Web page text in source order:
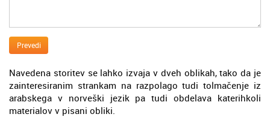
Prevedi
Navedena storitev se lahko izvaja v dveh oblikah, tako da je
zainteresiranim strankam na razpolago tudi tolmačenje iz
arabskega v norveški jezik pa tudi obdelava katerihkoli
materialov v pisani obliki.